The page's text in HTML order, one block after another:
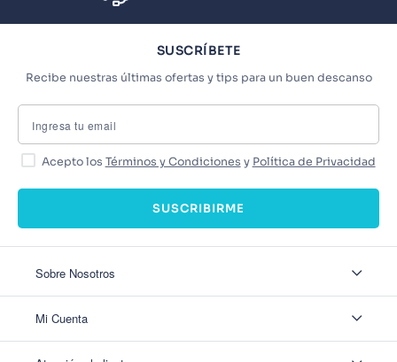
SUSCRÍBETE
Recibe nuestras últimas ofertas y tips para un buen descanso
Acepto los Términos y Condiciones y Política de Privacidad
SUSCRIBIRME
Sobre Nosotros
Nuestas tiendas
Mi Cuenta